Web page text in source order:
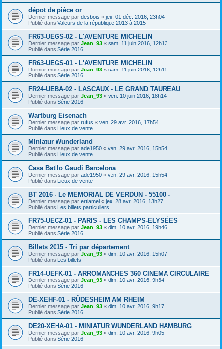
dépot de pièce or
Dernier message par desbois « jeu. 01 déc. 2016, 23h04
Publié dans Valeurs de la république 2013 à 2015
FR63-UEGS-02 - L'AVENTURE MICHELIN
Dernier message par Jean_93 « sam. 11 juin 2016, 12h13
Publié dans Série 2016
FR63-UEGS-01 - L'AVENTURE MICHELIN
Dernier message par Jean_93 « sam. 11 juin 2016, 12h11
Publié dans Série 2016
FR24-UEBA-02 - LASCAUX - LE GRAND TAUREAU
Dernier message par Jean_93 « ven. 10 juin 2016, 18h14
Publié dans Série 2016
Wartburg Eisenach
Dernier message par rufus « ven. 29 avr. 2016, 17h54
Publié dans Lieux de vente
Miniatur Wunderland
Dernier message par ade1950 « ven. 29 avr. 2016, 15h54
Publié dans Lieux de vente
Casa Batllo Gaudi Barcelona
Dernier message par ade1950 « ven. 29 avr. 2016, 15h54
Publié dans Lieux de vente
BT 2016 - Le MEMORIAL DE VERDUN - 55100 -
Dernier message par ertiamel « jeu. 28 avr. 2016, 13h27
Publié dans Les billets particuliers
FR75-UECZ-01 - PARIS - LES CHAMPS-ELYSÉES
Dernier message par Jean_93 « dim. 10 avr. 2016, 19h46
Publié dans Série 2016
Billets 2015 - Tri par département
Dernier message par Jean_93 « dim. 10 avr. 2016, 15h07
Publié dans Les billets
FR14-UEFK-01 - ARROMANCHES 360 CINEMA CIRCULAIRE
Dernier message par Jean_93 « dim. 10 avr. 2016, 9h34
Publié dans Série 2016
DE-XEHF-01 - RÜDESHEIM AM RHEIM
Dernier message par Jean_93 « dim. 10 avr. 2016, 9h17
Publié dans Série 2016
DE20-XEHA-01 - MINIATUR WUNDERLAND HAMBURG
Dernier message par Jean_93 « dim. 10 avr. 2016, 9h05
Publié dans Série 2016